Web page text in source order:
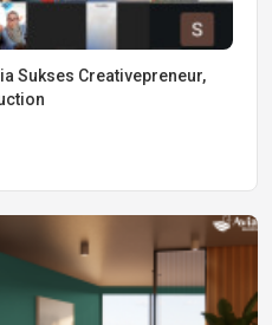
Sukses Creativepreneur,